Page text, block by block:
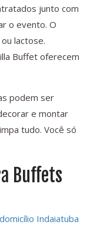
junto com
o evento. O
lactose.
Buffet oferecem
podem ser
e montar
tudo. Você só
Buffets
Indaiatuba